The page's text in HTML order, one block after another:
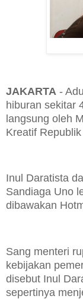
JAKARTA -
hiburan sekitar
langsung oleh
Kreatif
Inul Daratista
Sandiaga Uno
dibawakan
Sang menteri
kebijakan
disebut Inul
sepertinya